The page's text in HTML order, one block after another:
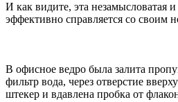
И как видите, эта незамысловатая
эффективно справляется со своим
В офисное ведро была залита
фильтр вода, через отверстие
штекер и вдавлена пробка от